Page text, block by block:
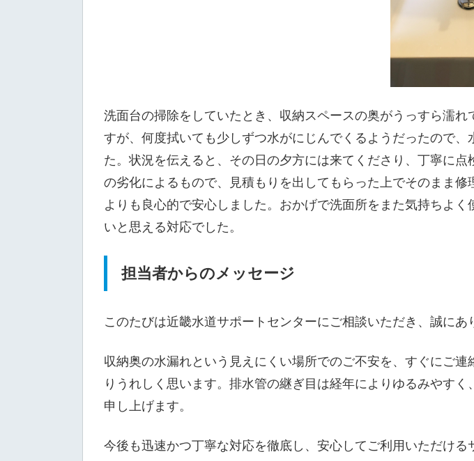
洗面台の掃除をしていたとき、収納スペースの奥がうっすら濡
すが、何度拭いても少しずつ水がにじんでくるようだったので
た。状況を伝えると、その日の夕方には来てくださり、丁寧に
の劣化によるもので、見積もりを出してもらった上でそのまま
よりも良心的で安心しました。おかげで洗面所をまた気持ちよ
いと思える対応でした。
担当者からのメッセージ
このたびは近畿水道サポートセンターにご相談いただき、誠にあ
収納奥の水漏れという見えにくい場所でのご不安を、すぐにご
りうれしく思います。排水管の継ぎ目は経年によりゆるみやす
申し上げます。
今後も迅速かつ丁寧な対応を徹底し、安心してご利用いただける